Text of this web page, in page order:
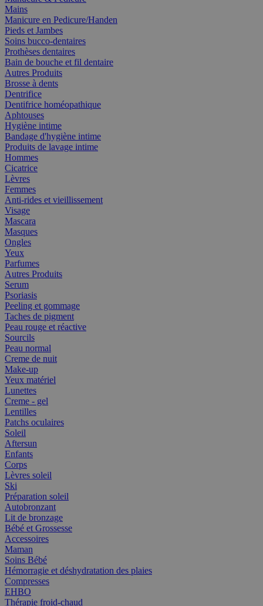
Mains
Manicure en Pedicure/Handen
Pieds et Jambes
Soins bucco-dentaires
Prothèses dentaires
Bain de bouche et fil dentaire
Autres Produits
Brosse à dents
Dentrifice
Dentifrice homéopathique
Aphtouses
Hygiène intime
Bandage d'hygiène intime
Produits de lavage intime
Hommes
Cicatrice
Lèvres
Femmes
Anti-rides et vieillissement
Visage
Mascara
Masques
Ongles
Yeux
Parfumes
Autres Produits
Serum
Psoriasis
Peeling et gommage
Taches de pigment
Peau rouge et réactive
Sourcils
Peau normal
Creme de nuit
Make-up
Yeux matériel
Lunettes
Creme - gel
Lentilles
Patchs oculaires
Soleil
Aftersun
Enfants
Corps
Lèvres soleil
Ski
Préparation soleil
Autobronzant
Lit de bronzage
Bébé et Grossesse
Accessoires
Maman
Soins Bébé
Hémorragie et déshydratation des plaies
Compresses
EHBO
Thérapie froid-chaud